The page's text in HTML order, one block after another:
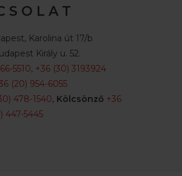
S O L A T
Karolina út 17/b
Király u. 52.
5510, +36 (30) 3193924
(20) 954-6055
478-1540, Kölcsönző +36
447-5445